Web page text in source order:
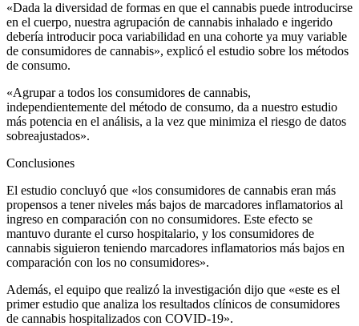
«Dada la diversidad de formas en que el cannabis puede introducirse
en el cuerpo, nuestra agrupación de cannabis inhalado e ingerido
debería introducir poca variabilidad en una cohorte ya muy variable
de consumidores de cannabis», explicó el estudio sobre los métodos
de consumo.
«Agrupar a todos los consumidores de cannabis,
independientemente del método de consumo, da a nuestro estudio
más potencia en el análisis, a la vez que minimiza el riesgo de datos
sobreajustados».
Conclusiones
El estudio concluyó que «los consumidores de cannabis eran más
propensos a tener niveles más bajos de marcadores inflamatorios al
ingreso en comparación con no consumidores. Este efecto se
mantuvo durante el curso hospitalario, y los consumidores de
cannabis siguieron teniendo marcadores inflamatorios más bajos en
comparación con los no consumidores».
Además, el equipo que realizó la investigación dijo que «este es el
primer estudio que analiza los resultados clínicos de consumidores
de cannabis hospitalizados con COVID-19».